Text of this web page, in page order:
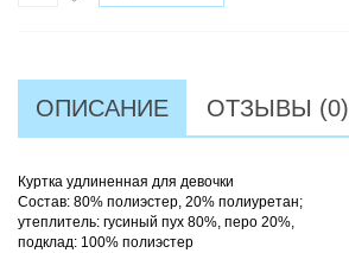
ОПИСАНИЕ ОТЗЫВЫ (0)
Куртка удлиненная для девочки
Состав: 80% полиэстер, 20% полиуретан;
утеплитель: гусиный пух 80%, перо 20%,
подклад: 100% полиэстер